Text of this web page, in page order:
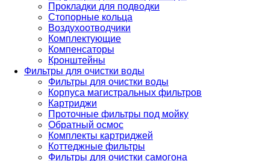
Прокладки для подводки
Стопорные кольца
Воздухоотводчики
Комплектующие
Компенсаторы
Кронштейны
Фильтры для очистки воды
Фильтры для очистки воды
Корпуса магистральных фильтров
Картриджи
Проточные фильтры под мойку
Обратный осмос
Комплекты картриджей
Коттеджные фильтры
Фильтры для очистки самогона